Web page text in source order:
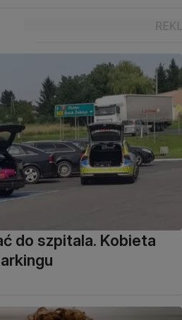
do szpitala. Kobieta